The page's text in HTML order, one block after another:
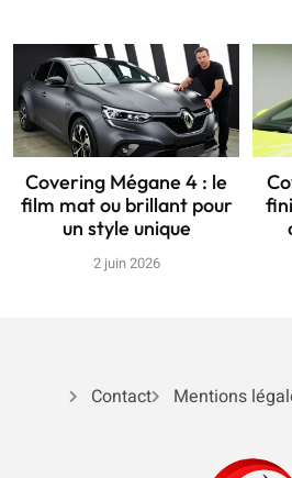
Covering Mégane 4 : le
film mat ou brillant pour
un style unique
2 juin 2026
Contact Mentions